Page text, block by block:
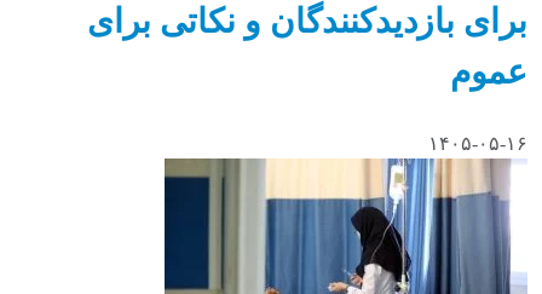
برای بازدیدکنندگان و نکاتی برای
عموم
۱۴۰۵-۰۵-۱۶